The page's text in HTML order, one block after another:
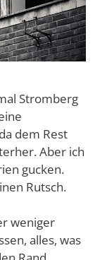
Stromberg
dem Rest
Aber ich
gucken.
Rutsch.
weniger
alles, was